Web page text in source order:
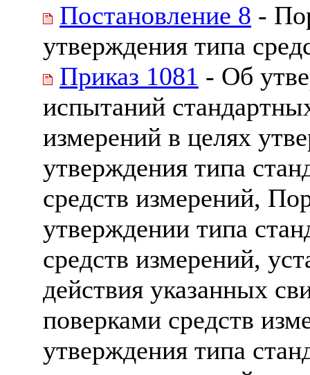
Постановление 8 -
утверждения типа
Приказ 1081 - Об
испытаний
измерений в целях
утверждения типа
средств измерений,
утверждении типа
средств измерений,
действия указанных
поверками средств
утверждения типа